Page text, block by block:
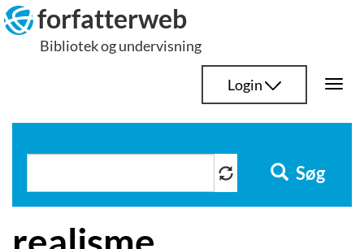
Hop
til
indhold
forfatterweb
Bibliotek og undervisning
Login
Søg